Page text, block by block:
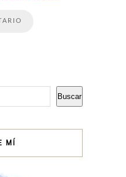
Buscar
MÍ